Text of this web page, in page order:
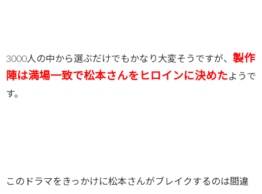
3000人の中から選ぶだけでもかなり大変そうですが、 製作
陣は満場一致で松本さんをヒロインに決めたようで
す。
このドラマをきっかけに松本さんがブレイクするのは間違